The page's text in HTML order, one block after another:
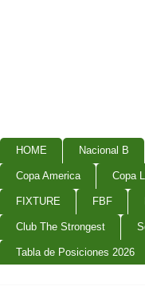
HOME Nacional B
Copa America Copa
FIXTURE FBF
Club The Strongest
Tabla de Posiciones 2026